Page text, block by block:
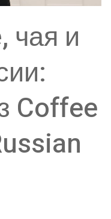
чая и
Coffee